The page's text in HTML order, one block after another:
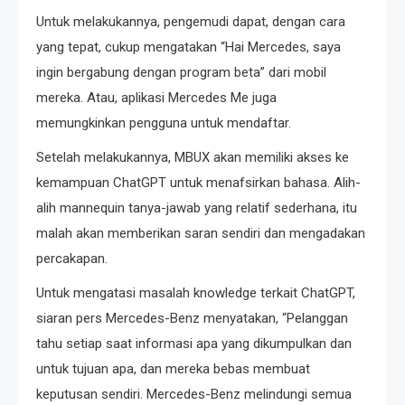
Untuk melakukannya, pengemudi dapat, dengan cara
yang tepat, cukup mengatakan “Hai Mercedes, saya
ingin bergabung dengan program beta” dari mobil
mereka. Atau, aplikasi Mercedes Me juga
memungkinkan pengguna untuk mendaftar.
Setelah melakukannya, MBUX akan memiliki akses ke
kemampuan ChatGPT untuk menafsirkan bahasa. Alih-
alih mannequin tanya-jawab yang relatif sederhana, itu
malah akan memberikan saran sendiri dan mengadakan
percakapan.
Untuk mengatasi masalah knowledge terkait ChatGPT,
siaran pers Mercedes-Benz menyatakan, “Pelanggan
tahu setiap saat informasi apa yang dikumpulkan dan
untuk tujuan apa, dan mereka bebas membuat
keputusan sendiri. Mercedes-Benz melindungi semua